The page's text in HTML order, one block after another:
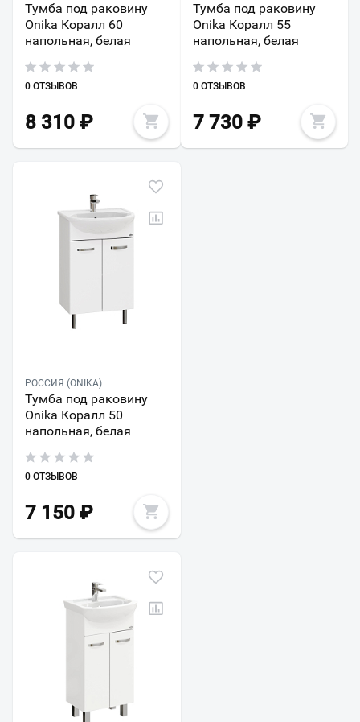
Тумба под раковину
Onika Коралл 60
напольная, белая
0 ОТЗЫВОВ
8 310 ₽
Тумба под раковину
Onika Коралл 55
напольная, белая
0 ОТЗЫВОВ
7 730₽
РОССИЯ (ONIKA)
Тумба под раковину
Onika Коралл 50
напольная, белая
0 ОТЗЫВОВ
7 150 ₽